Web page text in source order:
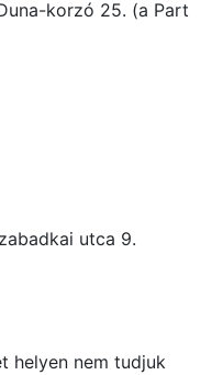
korzó 25. (a Part
utca 9.
helyen nem tudjuk